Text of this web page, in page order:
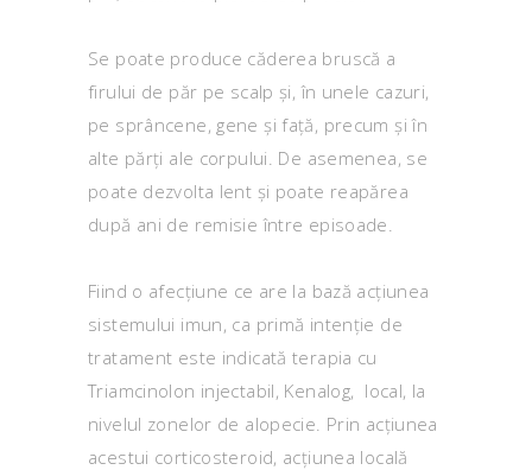
Se poate produce căderea bruscă a
firului de păr pe scalp și, în unele cazuri,
pe sprâncene, gene și față, precum și în
alte părți ale corpului. De asemenea, se
poate dezvolta lent și poate reapărea
după ani de remisie între episoade.
Fiind o afecțiune ce are la bază acțiunea
sistemului imun, ca primă intenție de
tratament este indicată terapia cu
Triamcinolon injectabil, Kenalog, local, la
nivelul zonelor de alopecie. Prin acțiunea
acestui corticosteroid, acțiunea locală